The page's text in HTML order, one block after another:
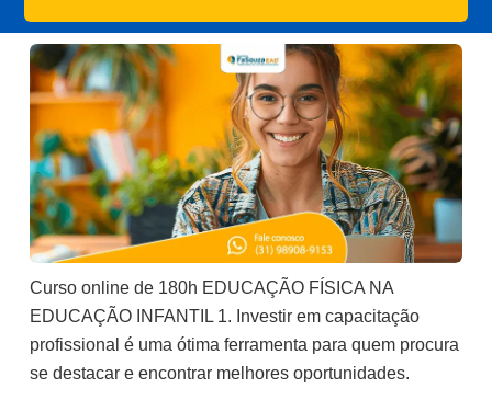
Curso online de 180h EDUCAÇÃO FÍSICA NA
EDUCAÇÃO INFANTIL 1. Investir em capacitação
profissional é uma ótima ferramenta para quem procura
se destacar e encontrar melhores oportunidades.